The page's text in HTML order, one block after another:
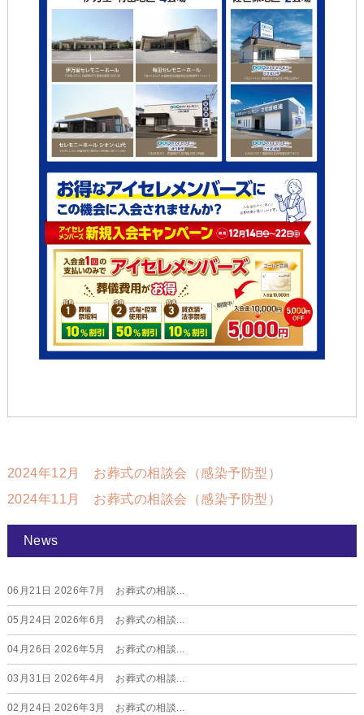
2024年12月 お葬式の相談会（感染予防型）
2024年11月 お葬式の相談会（感染予防型）
News
06月21日 2026年7月 お葬式の相談...
05月24日 2026年6月 お葬式の相談...
04月26日 2026年5月 お葬式の相談...
03月31日 2026年4月 お葬式の相談...
02月24日 2026年3月 お葬式の相談...